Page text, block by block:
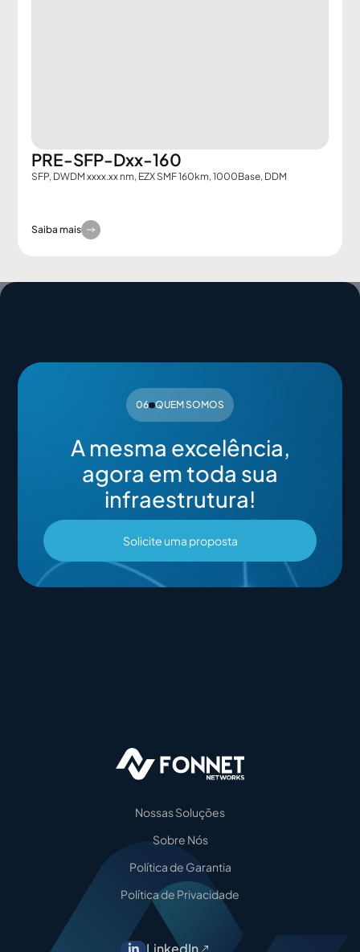
PRE-SFP-Dxx-160
SFP, DWDM xxxx.xx nm, EZX SMF 160km, 1000Base, DDM
Saiba mais
06 QUEM SOMOS
A mesma excelência,
agora em toda sua
infraestrutura!
Solicite uma proposta
Nossas Soluções
Sobre Nós
Política de Garantia
Política de Privacidade
LinkedIn